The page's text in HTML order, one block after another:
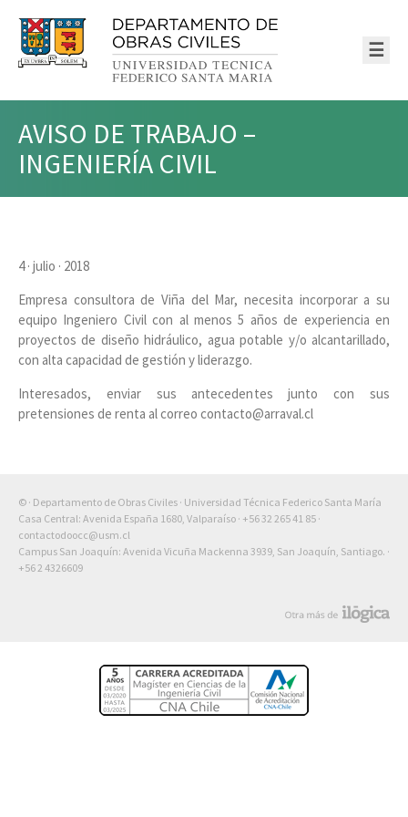
☰
AVISO DE TRABAJO –
INGENIERÍA CIVIL
4 · julio · 2018
Empresa consultora de Viña del Mar, necesita incorporar a su
equipo Ingeniero Civil con al menos 5 años de experiencia en
proyectos de diseño hidráulico, agua potable y/o alcantarillado,
con alta capacidad de gestión y liderazgo.
Interesados, enviar sus antecedentes junto con sus
pretensiones de renta al correo contacto@arraval.cl
© · Departamento de Obras Civiles · Universidad Técnica Federico Santa María
Casa Central: Avenida España 1680, Valparaíso · +56 32 265 41 85 ·
contactodoocc@usm.cl
Campus San Joaquín: Avenida Vicuña Mackenna 3939, San Joaquín, Santiago. ·
+56 2 4326609